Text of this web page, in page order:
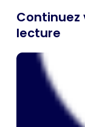
Continuez
lecture